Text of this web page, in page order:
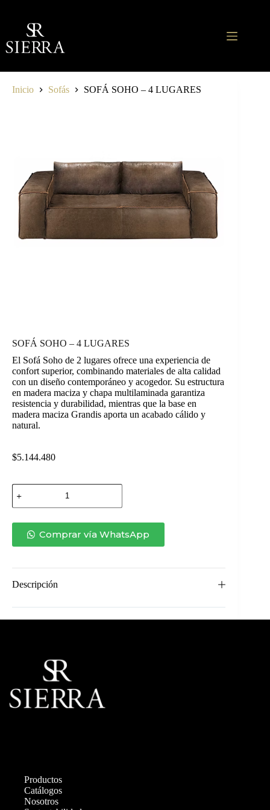
contenido
Inicio Sofás SOFÁ SOHO – 4 LUGARES
SOFÁ SOHO – 4 LUGARES
El Sofá Soho de 2 lugares ofrece una experiencia de
confort superior, combinando materiales de alta calidad
con un diseño contemporáneo y acogedor. Su estructura
en madera maciza y chapa multilaminada garantiza
resistencia y durabilidad, mientras que la base en
madera maciza Grandis aporta un acabado cálido y
natural.
$5.144.480
SOFÁ
SOHO
–
LUGARES
cantidadComprar vía WhatsApp
Descripción
Productos
Catálogos
Nosotros